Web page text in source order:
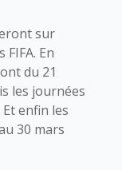
sur
En
du 21
les journées
enfin les
30 mars